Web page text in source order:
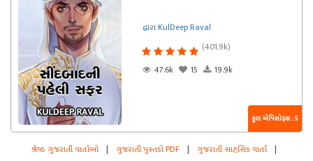
દ્વારા KulDeep Raval
(401.9k)
47.6k
15 19.9k
કુલ એપિસોડ્સ : 5
શ્રેષ્ઠ ગુજરાતી વાર્તાઓ | ગુજરાતી પુસ્તકો PDF | ગુજરાતી સાહસિક વાર્તા |